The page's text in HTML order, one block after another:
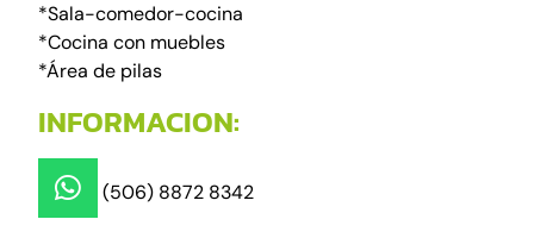
*Sala-comedor-cocina
*Cocina con muebles
*Área de pilas
INFORMACION:
(506) 8872 8342